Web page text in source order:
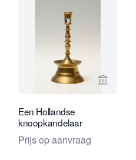
van Limburg
Bekijk
Een Hollandse
knoopkandelaar
Prijs op aanvraag